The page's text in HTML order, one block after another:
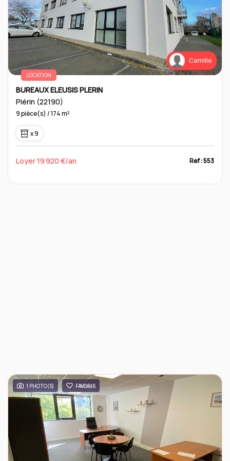
Camille
LOCATION
BUREAUX ELEUSIS PLERIN
Plérin (22190)
9 pièce(s) / 174 m²
x 9
Loyer 19 920 €/an Ref : 553
1 PHOTO(S) FAVORIS